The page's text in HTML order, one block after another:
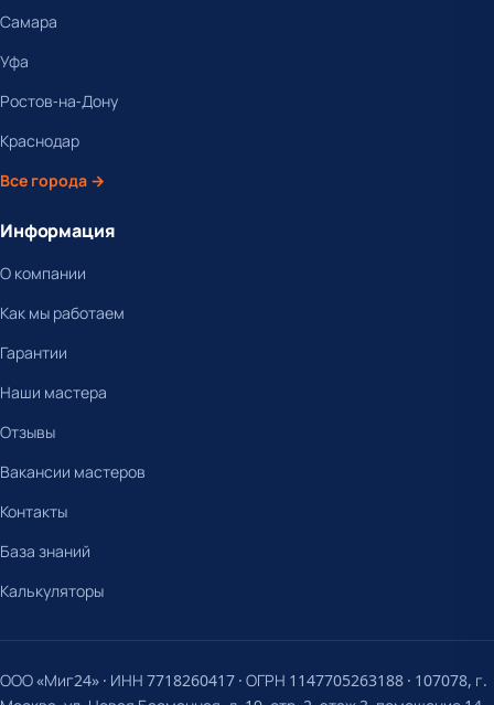
Самара
Уфа
Ростов-на-Дону
Краснодар
Все города →
Информация
О компании
Как мы работаем
Гарантии
Наши мастера
Отзывы
Вакансии мастеров
Контакты
База знаний
Калькуляторы
ООО «Миг24» · ИНН 7718260417 · ОГРН 1147705263188 · 107078, г.